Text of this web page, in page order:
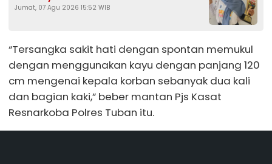
2026
Jumat, 07 Agu 2026 15:52 WIB
“Tersangka sakit hati dengan spontan memukul
dengan menggunakan kayu dengan panjang 120
cm mengenai kepala korban sebanyak dua kali
dan bagian kaki,” beber mantan Pjs Kasat
Resnarkoba Polres Tuban itu.